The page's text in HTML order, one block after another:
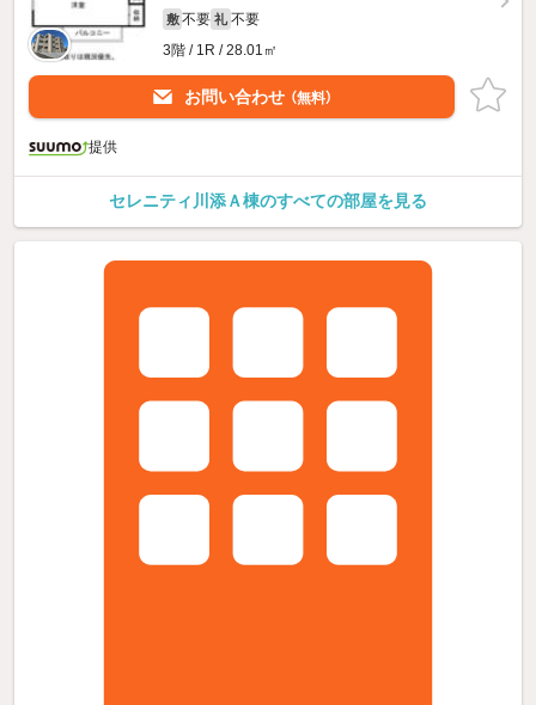
敷 不要 礼 不要
3階 / 1R / 28.01㎡
お問い合わせ （無料）
提供
セレニティ川添Ａ棟のすべての部屋を見る